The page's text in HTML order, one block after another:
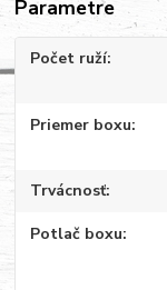
Parametre
Počet ruží
Priemer boxu
Trvácnosť
Potlač boxu